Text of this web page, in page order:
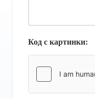
Код с картинки: